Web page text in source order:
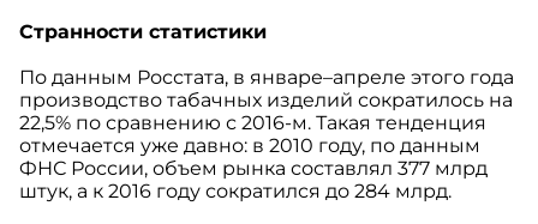
Странности статистики
По данным Росстата, в январе–апреле этого года
производство табачных изделий сократилось на
22,5% по сравнению с 2016-м. Такая тенденция
отмечается уже давно: в 2010 году, по данным
ФНС России, объем рынка составлял 377 млрд
штук, а к 2016 году сократился до 284 млрд.